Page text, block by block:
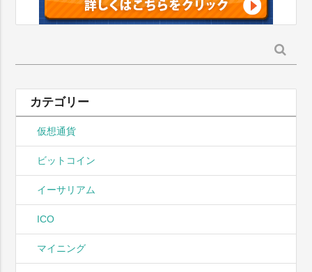
索:
カテゴリー
仮想通貨
ビットコイン
イーサリアム
ICO
マイニング